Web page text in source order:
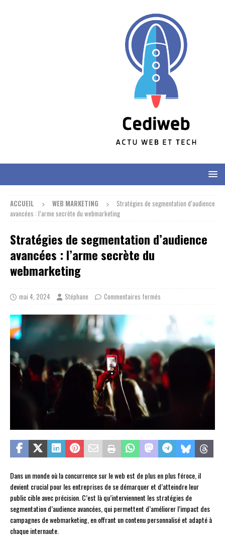
ACCUEIL WEB MARKETING
Stratégies de segmentation d’audience
avancées : l’arme secrète du webmarketing
Stratégies de segmentation d’audience
avancées : l’arme secrète du
webmarketing
mai 4, 2024 Stéphane Commentaires fermés
Dans un monde où la concurrence sur le web est de plus en plus féroce, il
devient crucial pour les entreprises de se démarquer et d’atteindre leur
public cible avec précision. C’est là qu’interviennent les stratégies de
segmentation d’audience avancées, qui permettent d’améliorer l’impact des
campagnes de webmarketing, en offrant un contenu personnalisé et adapté à
chaque internaute.